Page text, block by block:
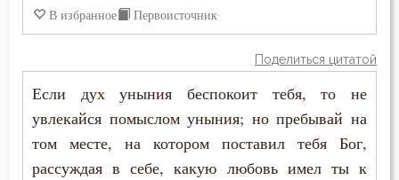
Мечта
Мир
Молитва
Молчание
В избранное Первоисточник
Поделиться цитатой
Если дух уныния беспокоит тебя, то не
увлекайся помыслом уныния; но пребывай на
том месте, на котором поставил тебя Бог,
рассуждая в себе, какую любовь имел ты к